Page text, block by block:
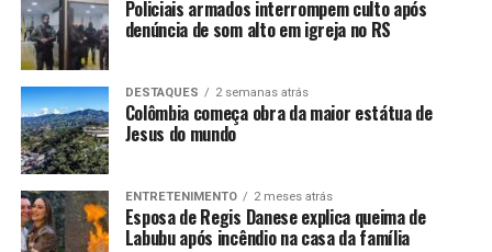
Policiais armados interrompem culto após
denúncia de som alto em igreja no RS
DESTAQUES 2 semanas atrás
Colômbia começa obra da maior estátua de
Jesus do mundo
ENTRETENIMENTO 2 meses atrás
Esposa de Regis Danese explica queima de
Labubu após incêndio na casa da família